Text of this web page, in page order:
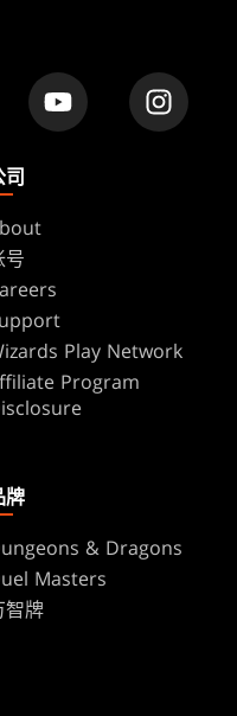
司
号
Play Network
Program
牌
& Dragons
Masters
智牌